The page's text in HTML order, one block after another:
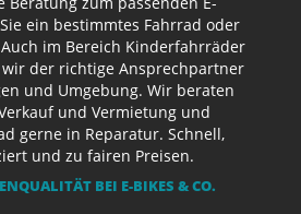
ein bestimmtes Fahrrad oder
im Bereich Kinderfahrräder
der richtige Ansprechpartner
und Umgebung. Wir beraten
und Vermietung und
gerne in Reparatur. Schnell,
und zu fairen Preisen.
BEI E-BIKES & CO.